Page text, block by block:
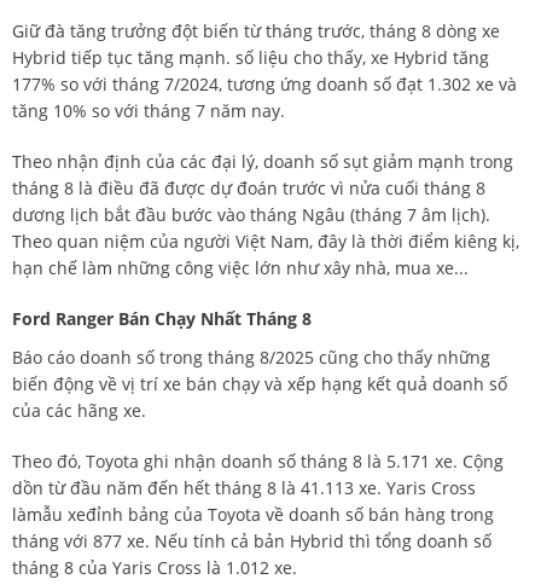
Giữ đà tăng trưởng đột biến từ tháng trước, tháng 8 dòng xe
Hybrid tiếp tục tăng mạnh. số liệu cho thấy, xe Hybrid tăng
177% so với tháng 7/2024, tương ứng doanh số đạt 1.302 xe và
tăng 10% so với tháng 7 năm nay.
Theo nhận định của các đại lý, doanh số sụt giảm mạnh trong
tháng 8 là điều đã được dự đoán trước vì nửa cuối tháng 8
dương lịch bắt đầu bước vào tháng Ngâu (tháng 7 âm lịch).
Theo quan niệm của người Việt Nam, đây là thời điểm kiêng kị,
hạn chế làm những công việc lớn như xây nhà, mua xe...
Ford Ranger Bán Chạy Nhất Tháng 8
Báo cáo doanh số trong tháng 8/2025 cũng cho thấy những
biến động về vị trí xe bán chạy và xếp hạng kết quả doanh số
của các hãng xe.
Theo đó, Toyota ghi nhận doanh số tháng 8 là 5.171 xe. Cộng
dồn từ đầu năm đến hết tháng 8 là 41.113 xe. Yaris Cross
làmẫu xeđỉnh bảng của Toyota về doanh số bán hàng trong
tháng với 877 xe. Nếu tính cả bản Hybrid thì tổng doanh số
tháng 8 của Yaris Cross là 1.012 xe.